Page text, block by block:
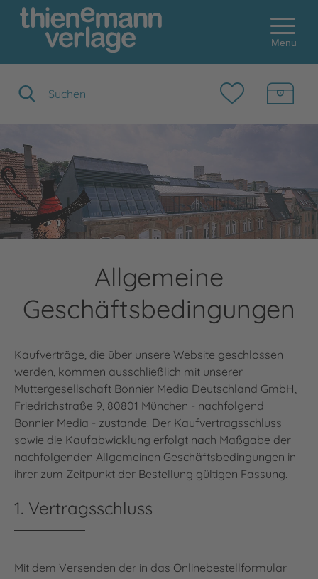
Menu
Allgemeine
Geschäftsbedingungen
Kaufverträge, die über unsere Website geschlossen
werden, kommen ausschließlich mit unserer
Muttergesellschaft Bonnier Media Deutschland GmbH,
Friedrichstraße 9, 80801 München - nachfolgend
Bonnier Media - zustande. Der Kaufvertragsschluss
sowie die Kaufabwicklung erfolgt nach Maßgabe der
nachfolgenden Allgemeinen Geschäftsbedingungen in
ihrer zum Zeitpunkt der Bestellung gültigen Fassung.
1. Vertragsschluss
Mit dem Versenden der in das Onlinebestellformular